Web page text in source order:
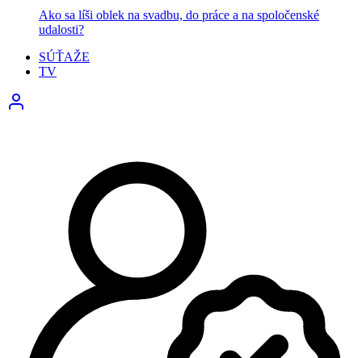
Ako sa líši oblek na svadbu, do práce a na spoločenské
udalosti?
SÚŤAŽE
TV